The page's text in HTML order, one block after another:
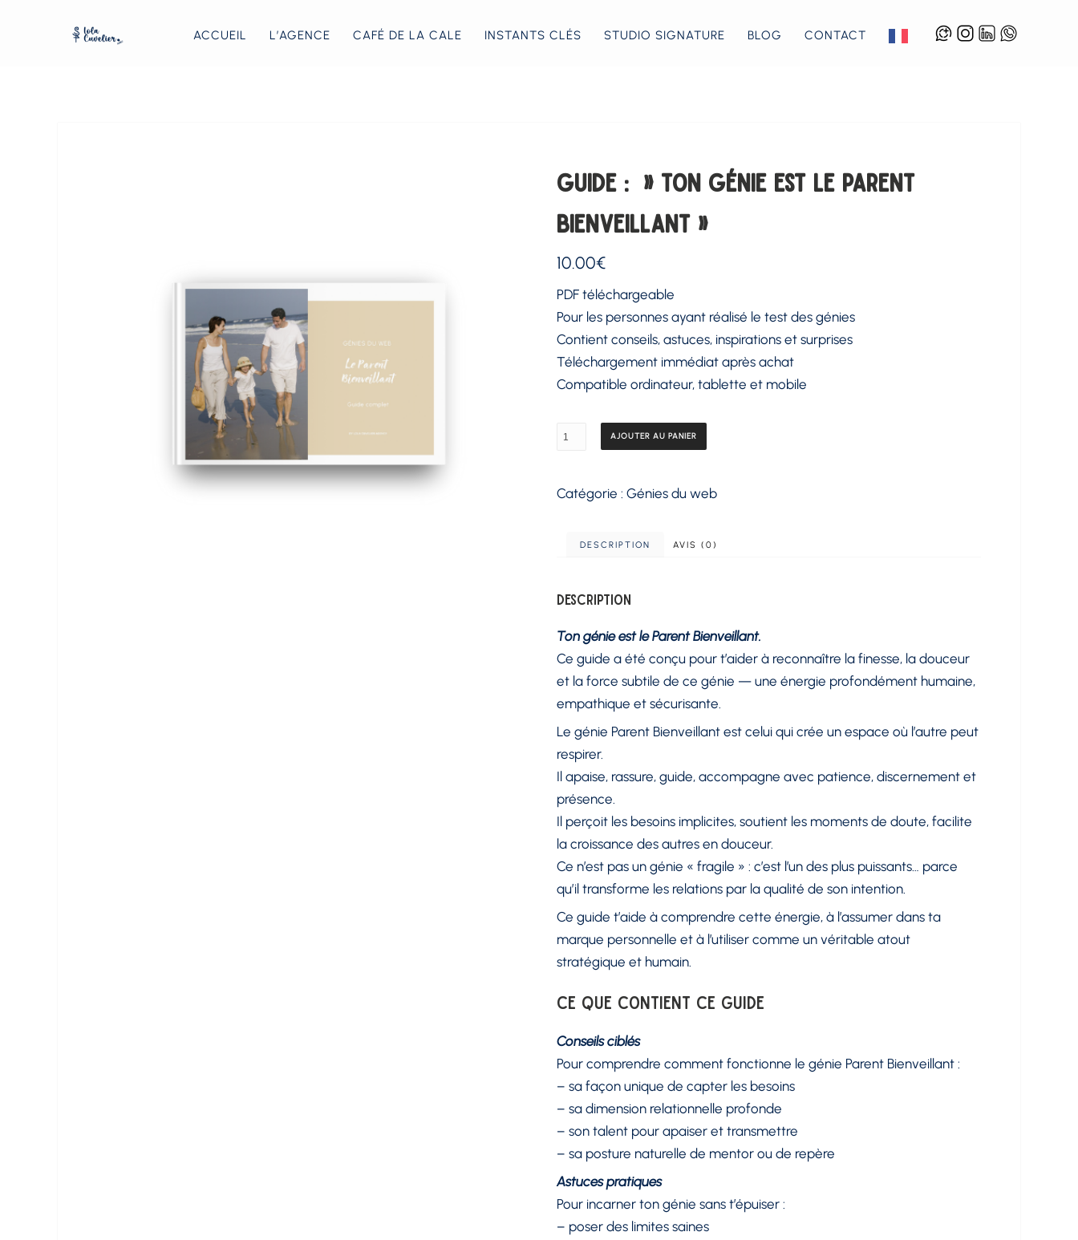
ACCUEIL L’AGENCE CAFÉ DE LA CALE INSTANTS CLÉS STUDIO SIGNATURE BLOG CONTACT
GUIDE : » TON GÉNIE EST LE PARENT
BIENVEILLANT »
10.00€
PDF téléchargeable
Pour les personnes ayant réalisé le test des génies
Contient conseils, astuces, inspirations et surprises
Téléchargement immédiat après achat
Compatible ordinateur, tablette et mobile
quantité
:
est
Parent
Bienveillant"
AJOUTER AU PANIER
Catégorie :Génies du web
DESCRIPTION AVIS (0)
Description
Ton génie est le Parent Bienveillant.
Ce guide a été conçu pour t’aider à reconnaître la finesse, la douceur
et la force subtile de ce génie — une énergie profondément humaine,
empathique et sécurisante.
Le génie Parent Bienveillant est celui qui crée un espace où l’autre peut
respirer.
Il apaise, rassure, guide, accompagne avec patience, discernement et
présence.
Il perçoit les besoins implicites, soutient les moments de doute, facilite
la croissance des autres en douceur.
Ce n’est pas un génie « fragile » : c’est l’un des plus puissants… parce
qu’il transforme les relations par la qualité de son intention.
Ce guide t’aide à comprendre cette énergie, à l’assumer dans ta
marque personnelle et à l’utiliser comme un véritable atout
stratégique et humain.
Ce que contient ce guide
Conseils ciblés
Pour comprendre comment fonctionne le génie Parent Bienveillant :
– sa façon unique de capter les besoins
– sa dimension relationnelle profonde
– son talent pour apaiser et transmettre
– sa posture naturelle de mentor ou de repère
Astuces pratiques
Pour incarner ton génie sans t’épuiser :
– poser des limites saines